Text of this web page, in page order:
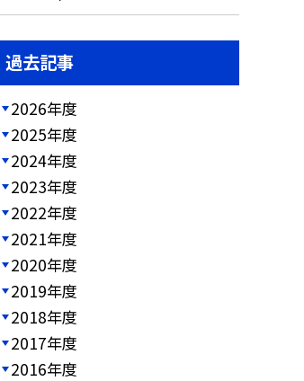
過去記事
2026年度
2025年度
2024年度
2023年度
2022年度
2021年度
2020年度
2019年度
2018年度
2017年度
2016年度